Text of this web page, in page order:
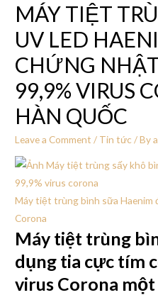
MÁY TIỆT
UV LED
CHỨNG
99,9% VIRUS
HÀN QUỐC
Leave a Comment / Tin tức / By
Máy tiệt trùng bình sữa
Corona
Máy tiệt trùng
dụng tia cực tím
virus Corona một